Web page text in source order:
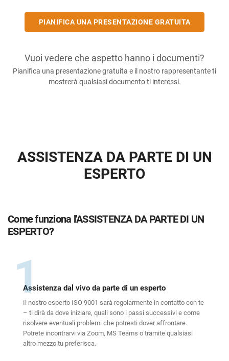
PIANIFICA UNA PRESENTAZIONE GRATUITA
Vuoi vedere che aspetto hanno i documenti?
Pianifica una presentazione gratuita e il nostro rappresentante ti
mostrerà qualsiasi documento ti interessi.
ASSISTENZA DA PARTE DI UN
ESPERTO
Come funziona l'ASSISTENZA DA PARTE DI UN
ESPERTO?
1
Assistenza dal vivo da parte di un esperto
Il nostro esperto ISO 9001 sarà regolarmente in contatto con te
– ti dirà da dove iniziare, quali sono i passi successivi e come
risolvere eventuali problemi che potresti dover affrontare.
Potrete incontrarvi via Zoom, MS Teams o tramite qualsiasi
altro mezzo tu preferisca.